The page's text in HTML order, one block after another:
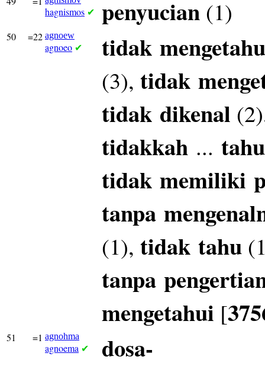
hagnismos ✔ penyucian (1)
50 =22 agnoew
agnoeo ✔ tidak
(3), tidak
tidak dikenal
tidakkah ... tahu
tidak memiliki
tanpa
(1), tidak tahu
tanpa
mengetahui [
51 =1 agnohma
agnoema ✔
dosa-